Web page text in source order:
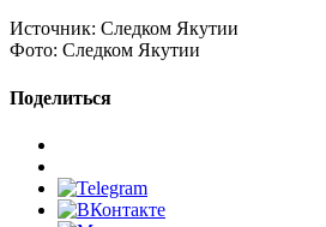
Источник: Следком Якутии
Фото: Следком Якутии
Поделиться